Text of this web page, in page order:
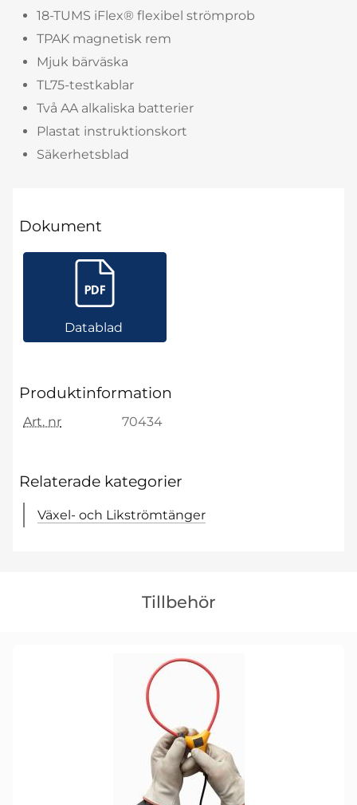
18-TUMS iFlex® flexibel strömprob
TPAK magnetisk rem
Mjuk bärväska
TL75-testkablar
Två AA alkaliska batterier
Plastat instruktionskort
Säkerhetsblad
Dokument
Datablad
Produktinformation
Art. nr 70434
Relaterade kategorier
Växel- och Likströmtänger
Tillbehör